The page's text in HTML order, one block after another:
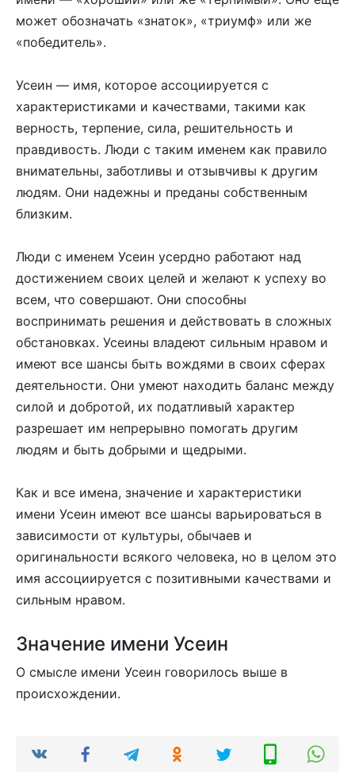
может обозначать «знаток», «триумф» или же
«победитель».
Усеин — имя, которое ассоциируется с
характеристиками и качествами, такими как
верность, терпение, сила, решительность и
правдивость. Люди с таким именем как правило
внимательны, заботливы и отзывчивы к другим
людям. Они надежны и преданы собственным
близким.
Люди с именем Усеин усердно работают над
достижением своих целей и желают к успеху во
всем, что совершают. Они способны
воспринимать решения и действовать в сложных
обстановках. Усеины владеют сильным нравом и
имеют все шансы быть вождями в своих сферах
деятельности. Они умеют находить баланс между
силой и добротой, их податливый характер
разрешает им непрерывно помогать другим
людям и быть добрыми и щедрыми.
Как и все имена, значение и характеристики
имени Усеин имеют все шансы варьироваться в
зависимости от культуры, обычаев и
оригинальности всякого человека, но в целом это
имя ассоциируется с позитивными качествами и
сильным нравом.
Значение имени Усеин
О смысле имени Усеин говорилось выше в
происхождении.